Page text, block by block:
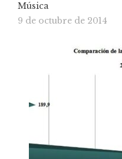
Música
9 de octubre de 2014